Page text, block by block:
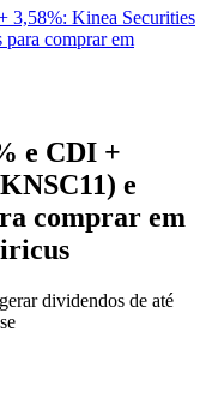
3,58%: Kinea Securities
comprar em
e CDI +
e
comprar em
dividendos de até